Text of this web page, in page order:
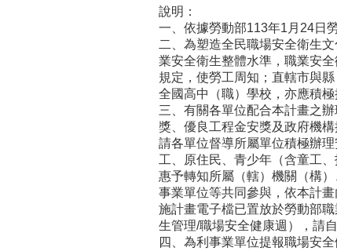
說明：
一、依據勞動部113年1月24日
二、為塑造全民職場安全衛生
業安全衛生整體水準，職業安
規定，使勞工周知；直轄市與
全國高中（職）學校，亦應積極
三、有關各單位配合本計畫之
獎、優良工程金安獎及政府機
請各單位督導所屬單位積極辦
工、原住民、青少年（含童工
惠予轉知所屬（轄）機關（構
事業單位等共同參與，依本計
施計畫電子檔已置放於勞動部
生管理/職場安全健康週），請自
四、為利事業單位提報職場安